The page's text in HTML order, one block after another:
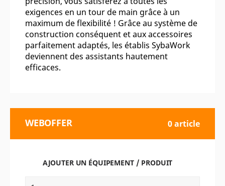
exigences en un tour de main grâce à un
maximum de flexibilité ! Grâce au système de
construction conséquent et aux accessoires
parfaitement adaptés, les établis SybaWork
deviennent des assistants hautement
efficaces.
WEBOFFER 0 article
AJOUTER UN ÉQUIPEMENT / PRODUIT